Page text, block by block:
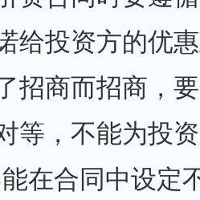
给投资方的优
招商而招商，
等，不能为投
在合同中设定